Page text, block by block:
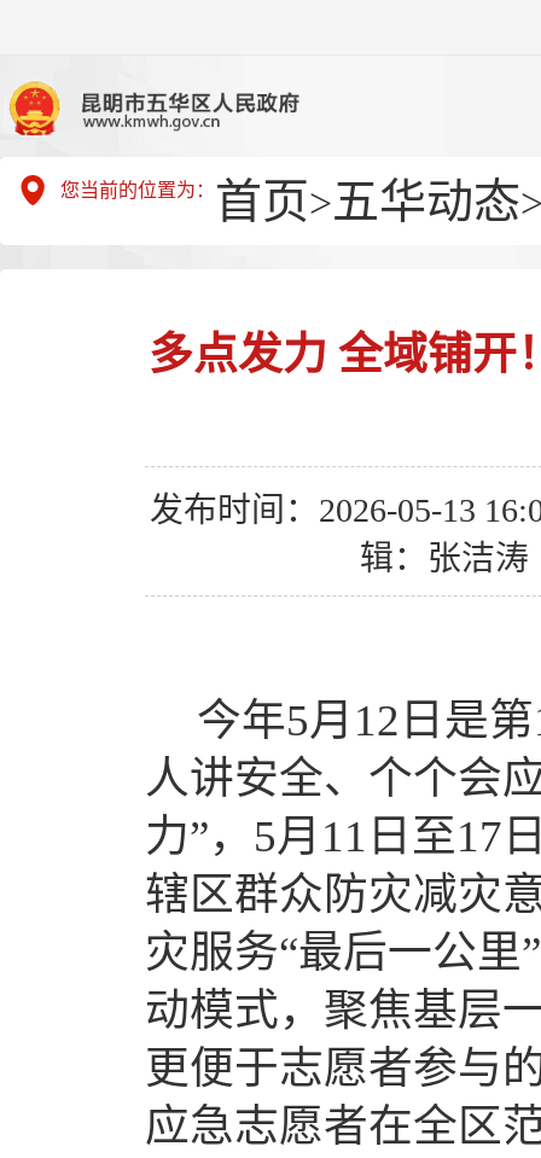
您当前的位置为： 首页>五华动态
多点发力 全域铺开
发布时间：2026-05-13
辑：张洁涛
今年5月12日是
人讲安全、个个会
力”，5月11日至17
辖区群众防灾减灾
灾服务“最后一公
动模式，聚焦基层
更便于志愿者参与
应急志愿者在全区